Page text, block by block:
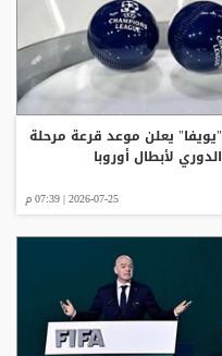
"يويفا" يعلن موعد قرعة مرحلة
الدوري لأبطال أوروبا
2026-07-25 | 07:39 م